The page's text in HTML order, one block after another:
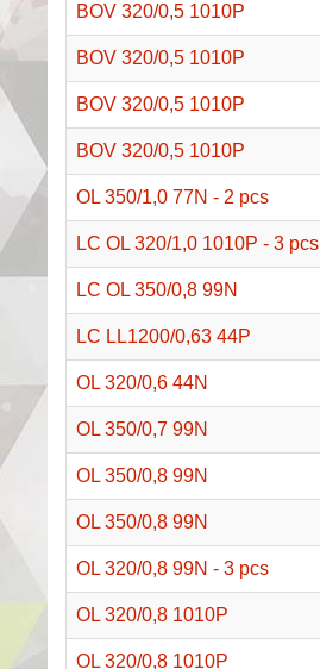
BOV 320/0,5 1010P
BOV 320/0,5 1010P
BOV 320/0,5 1010P
BOV 320/0,5 1010P
OL 350/1,0 77N - 2 pcs
LC OL 320/1,0 1010P - 3 pcs
LC OL 350/0,8 99N
LC LL1200/0,63 44P
OL 320/0,6 44N
OL 350/0,7 99N
OL 350/0,8 99N
OL 350/0,8 99N
OL 320/0,8 99N - 3 pcs
OL 320/0,8 1010P
OL 320/0,8 1010P